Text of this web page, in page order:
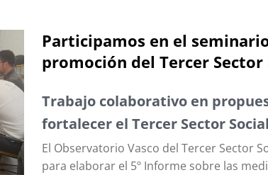
Participamos en el
promoción del Tercer Sector
Trabajo colaborativo en
fortalecer el Tercer Sector
El Observatorio Vasco del Tercer Sector
para elaborar el 5º Informe sobre las